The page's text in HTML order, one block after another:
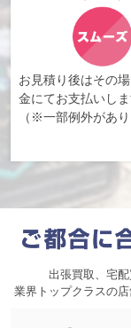
お見積り後はその
金にてお支払いしま
（※一部例外があり
出張買取、宅
業界トップクラスの